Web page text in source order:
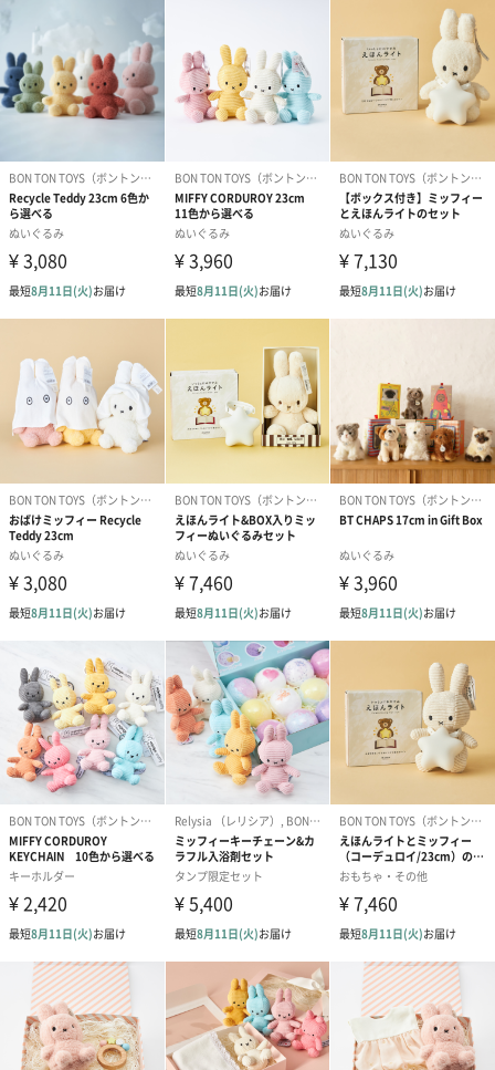
原材料
おばけ：リネン55％・コットン45％ 表地：ポリエス
テル・ウール 中材：リサイクルポリエステル
原産国
中国
商品オプション情報
お届けボックスオプション
配送用のダンボールを装飾いたします。お相手のご住所に直接お
送りする際に人気のオプションです。お相手に直接手渡しする場
ダンボール装飾（ひま
わり）（720円）
ダンボール装飾（チュ
ーリップ）（720円）
ダンボール装
イトピンク×
ト）（580円）
紙袋
お渡し用の紙袋です。
商品に合わせたサイズをお届けします。
あり（280円）
メッセージカード（通常・写真・グリーティング）